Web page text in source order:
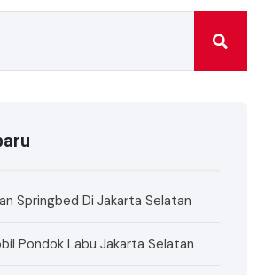
Springbed Di Jakarta Selatan
Pondok Labu Jakarta Selatan